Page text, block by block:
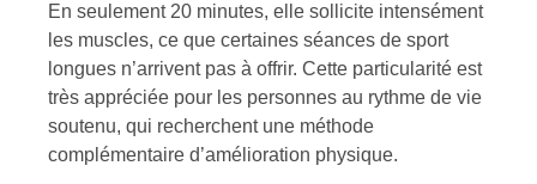
En seulement 20 minutes, elle sollicite intensément
les muscles, ce que certaines séances de sport
longues n’arrivent pas à offrir. Cette particularité est
très appréciée pour les personnes au rythme de vie
soutenu, qui recherchent une méthode
complémentaire d’amélioration physique.